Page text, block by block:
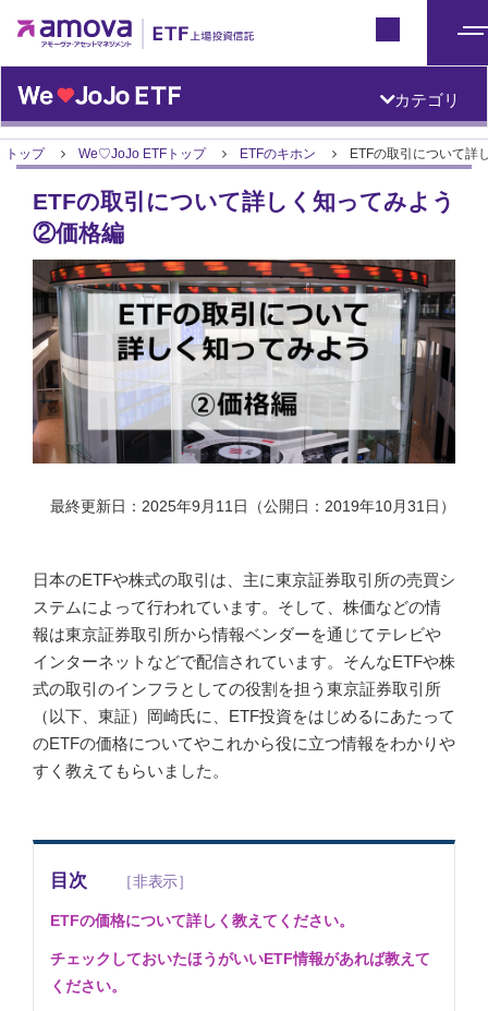
ETFトップ
ー
カテゴリ
トップ We♡JoJo ETFトップ ETFのキホン ETFの取引について詳
ETFの取引について詳しく知ってみよう
②価格編
最終更新日：2025年9月11日（公開日：2019年10月31日）
日本のETFや株式の取引は、主に東京証券取引所の売買シ
ステムによって行われています。そして、株価などの情
報は東京証券取引所から情報ベンダーを通じてテレビや
インターネットなどで配信されています。そんなETFや株
式の取引のインフラとしての役割を担う東京証券取引所
（以下、東証）岡崎氏に、ETF投資をはじめるにあたって
のETFの価格についてやこれから役に立つ情報をわかりや
すく教えてもらいました。
目次
ETFの価格について詳しく教えてください。
チェックしておいたほうがいいETF情報があれば教えて
ください。